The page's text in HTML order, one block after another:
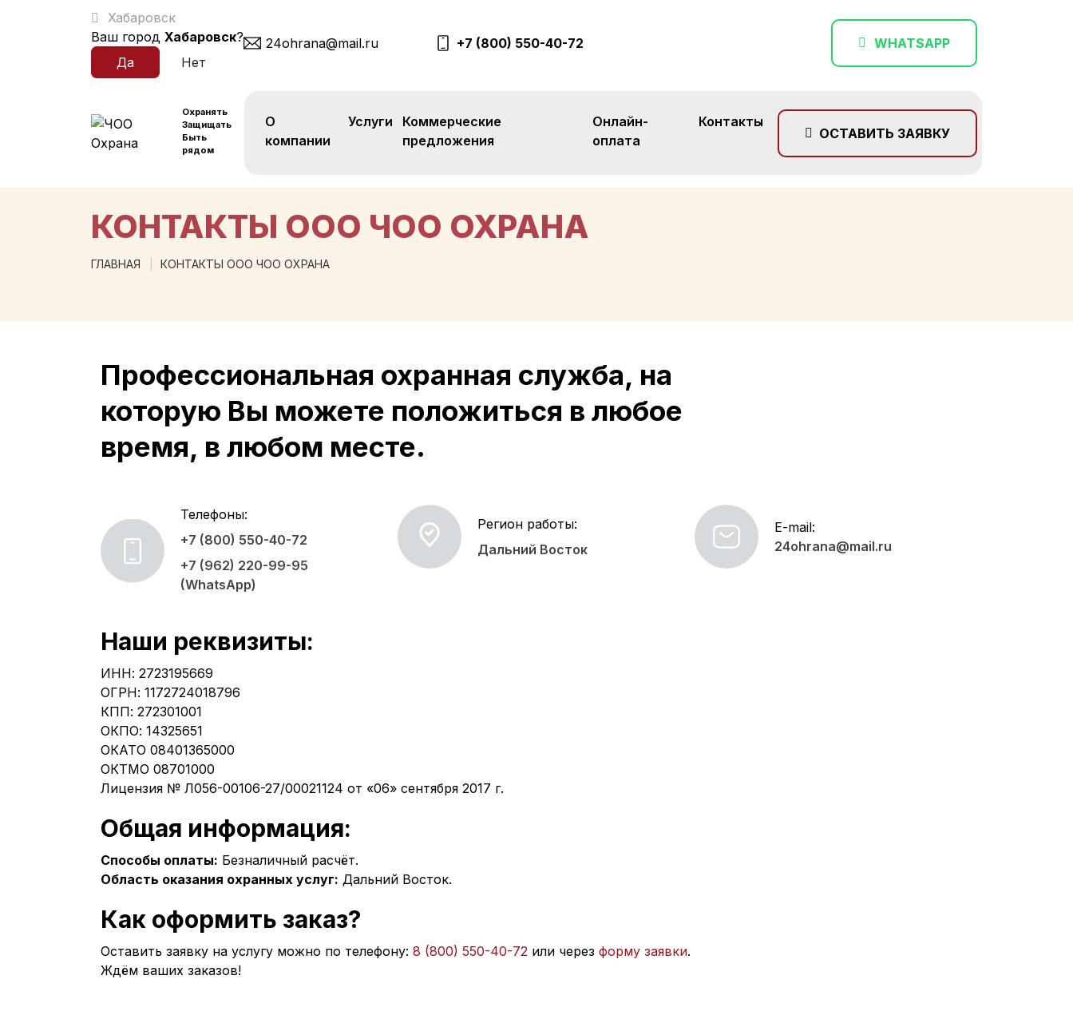
Хабаровск
Ваш город Хабаровск? 24ohrana@mail.ru +7 (800) 550-40-72 WHATSAPP
Охранять
Защищать
Быть
рядом
О
компании
Услуги
Коммерческие
предложения
Онлайн-
оплата
Контакты
ОСТАВИТЬ ЗАЯВКУ
КОНТАКТЫ ООО ЧОО ОХРАНА
ГЛАВНАЯ КОНТАКТЫ ООО ЧОО ОХРАНА
Профессиональная охранная служба, на
которую Вы можете положиться в любое
время, в любом месте.
Телефоны:
+7 (800) 550-40-72
+7 (962) 220-99-95
(WhatsApp)
Регион работы:
Дальний Восток
E-mail:
24ohrana@mail.ru
Наши реквизиты:
ИНН: 2723195669
ОГРН: 1172724018796
КПП: 272301001
ОКПО: 14325651
ОКАТО 08401365000
ОКТМО 08701000
Лицензия № Л056-00106-27/00021124 от «06» сентября 2017 г.
Общая информация:
Способы оплаты: Безналичный расчёт.
Область оказания охранных услуг: Дальний Восток.
Как оформить заказ?
Оставить заявку на услугу можно по телефону: 8 (800) 550-40-72 или через форму заявки.
Ждём ваших заказов!